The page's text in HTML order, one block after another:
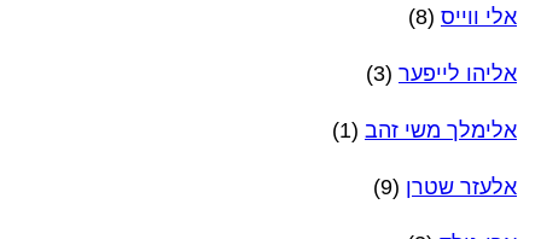
אלי ווייס (8)
אליהו לייפער (3)
אלימלך משי זהב (1)
אלעזר שטרן (9)